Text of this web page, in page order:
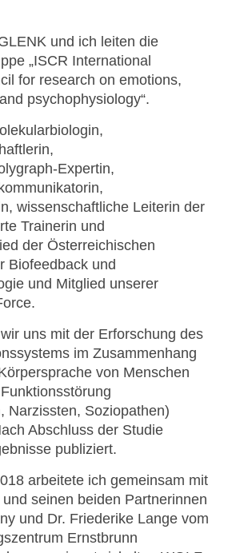
und ich leiten die
„ISCR International
for research on emotions,
psychophysiology“.
Expertin,
wissenschaftliche Leiterin der
Trainerin und
der Österreichischen
Biofeedback und
und Mitglied unserer
uns mit der Erforschung des
im Zusammenhang
von Menschen
Narzissten, Soziopathen)
Abschluss der Studie
publiziert.
arbeitete ich gemeinsam mit
seinen beiden Partnerinnen
und Dr. Friederike Lange vom
Ernstbrunn